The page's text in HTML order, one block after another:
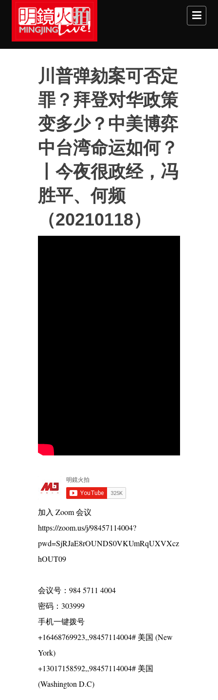
Skip to main content
川普弹劾案可否定
罪？拜登对华政策
变多少？中美博弈
中台湾命运如何？
丨今夜很政经，冯
胜平、何频
（20210118）
加入 Zoom 会议
https://zoom.us/j/98457114004?
pwd=SjRJaE8rOUNDS0VKUmRqUXVXcz
hOUT09
会议号：984 5711 4004
密码：303999
手机一键拨号
+16468769923,,98457114004# 美国 (New
York)
+13017158592,,98457114004# 美国
(Washington D.C)